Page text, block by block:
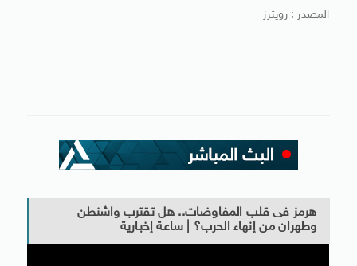
المصدر : رويترز
هرمز فى قلب المفاوضات.. هل تقترب واشنطن
وطهران من إنهاء الحرب؟ | ساعة إخبارية